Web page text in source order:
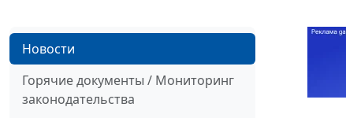
Новости
Горячие документы / Мониторинг
законодательства